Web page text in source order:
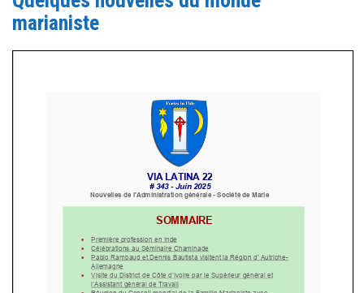
marianiste